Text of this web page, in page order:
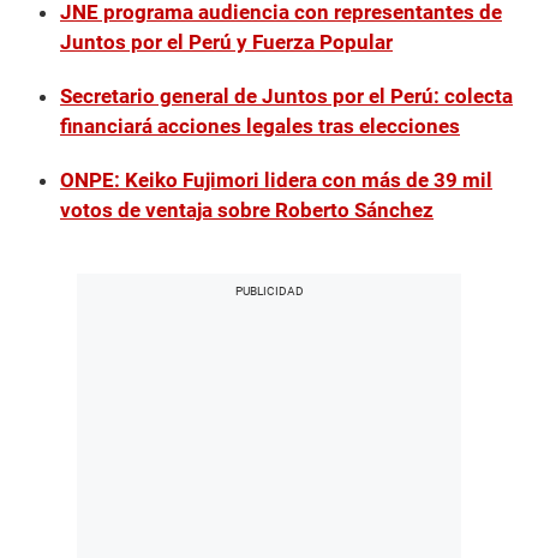
JNE programa audiencia con representantes de
Juntos por el Perú y Fuerza Popular
Secretario general de Juntos por el Perú: colecta
financiará acciones legales tras elecciones
ONPE: Keiko Fujimori lidera con más de 39 mil
votos de ventaja sobre Roberto Sánchez